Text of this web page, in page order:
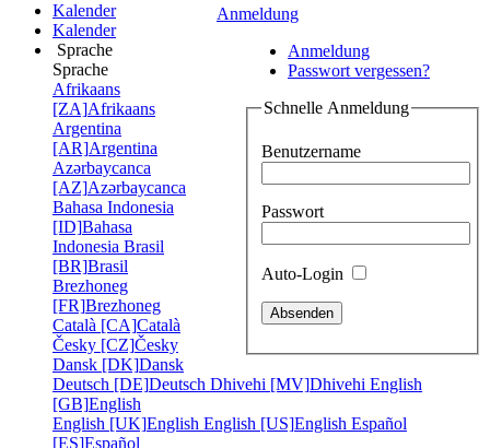
Anmeldung
Anmeldung
Passwort vergessen?
Schnelle Anmeldung
Benutzername
Passwort
Auto-Login
Kalender
Kalender
Sprache
Sprache
Afrikaans
[ZA]Afrikaans
Argentina
[AR]Argentina
Azərbaycanca
[AZ]Azərbaycanca
Bahasa Indonesia
[ID]Bahasa
Indonesia Brasil
[BR]Brasil
Brezhoneg
[FR]Brezhoneg
Català [CA]Català
Česky [CZ]Česky
Dansk [DK]Dansk
Deutsch [DE]Deutsch Dhivehi [MV]Dhivehi English
[GB]English
English [UK]English English [US]English Español
[ES]Español